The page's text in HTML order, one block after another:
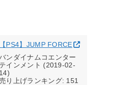
【PS4】JUMP FORCE
ンダイナムコエンター
テインメント (2019-02-
14)
り上げランキング: 151